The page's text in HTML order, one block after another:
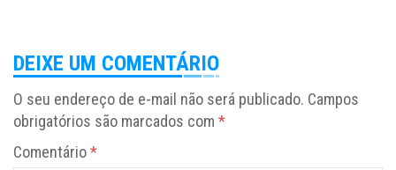
DEIXE UM COMENTÁRIO
O seu endereço de e-mail não será publicado. Campos
obrigatórios são marcados com *
Comentário*